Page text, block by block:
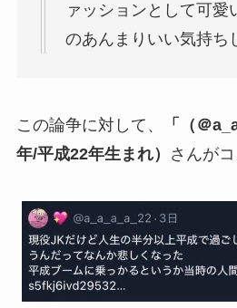
ァッションとして可愛
のあんまりいい気持ち
この論争に対して、
「（＠
年/平成22年生まれ）
さんが